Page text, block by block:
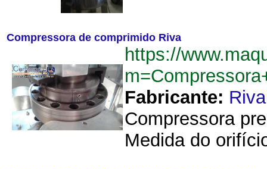
Compressora de comprimido Riva
https://
Fabricante: Riva
Compressora
Medida do